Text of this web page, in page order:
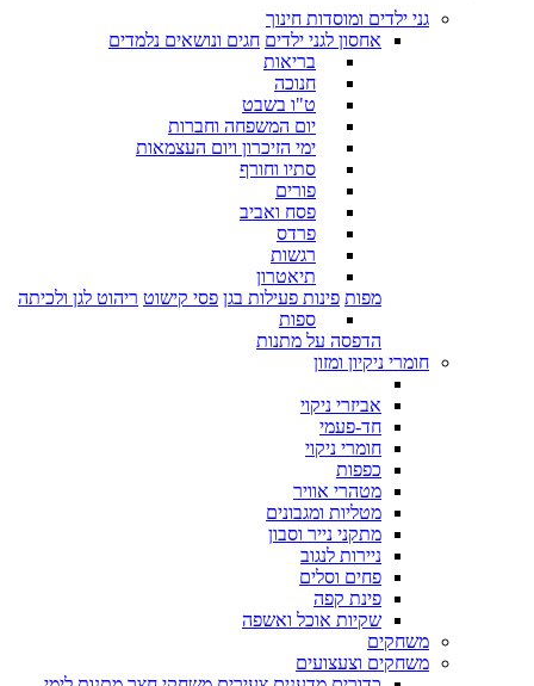
גני ילדים ומוסדות חינוך
אחסון לגני ילדים חגים ונושאים נלמדים
בריאות
חנוכה
ט"ו בשבט
יום המשפחה וחברות
ימי הזיכרון ויום העצמאות
סתיו וחורף
פורים
פסח ואביב
פרדס
רגשות
תיאטרון
מפות פינות פעילות בגן פסי קישוט ריהוט לגן ולכיתה
ספות
הדפסה על מתנות
חומרי ניקיון ומזון
אביזרי ניקוי
חד-פעמי
חומרי ניקוי
כפפות
מטהרי אוויר
מטליות ומגבונים
מתקני נייר וסבון
ניירות לנגוב
פחים וסלים
פינת קפה
שקיות אוכל ואשפה
משחקים
משחקים וצעצועים